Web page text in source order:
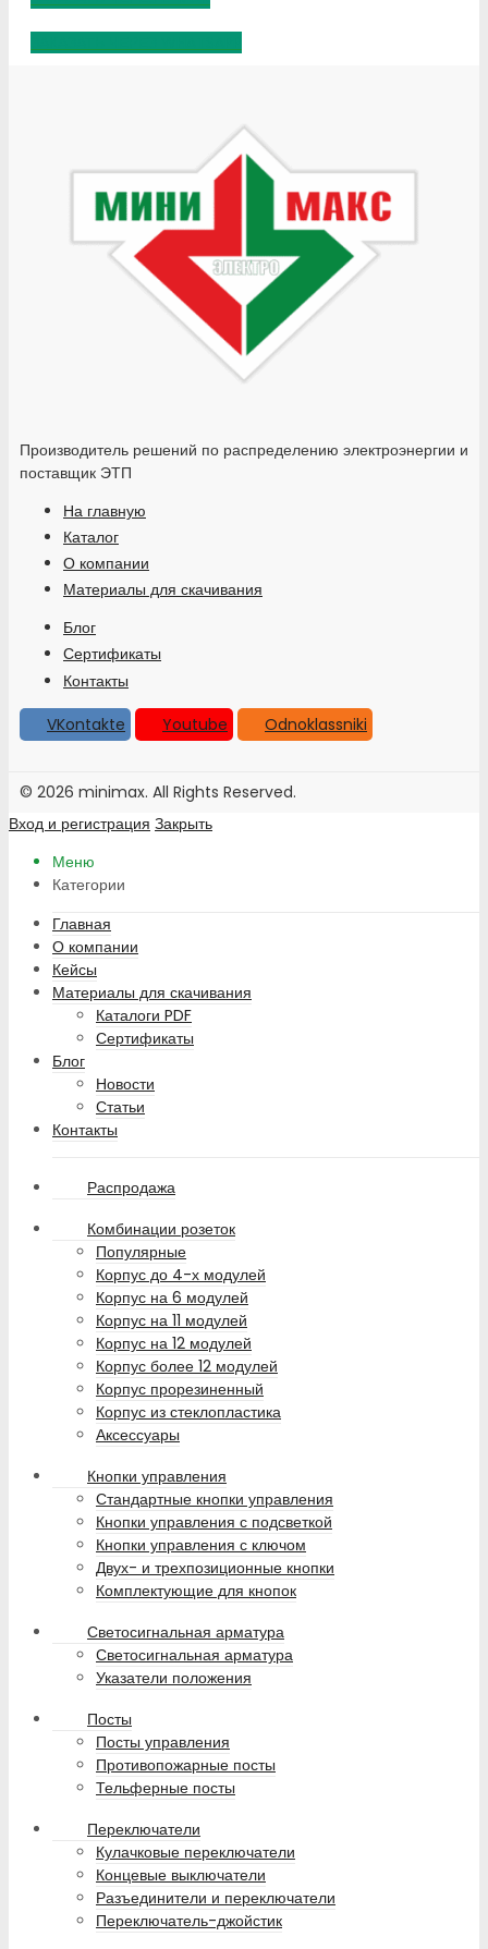
Производитель решений по распределению электроэнергии и
поставщик ЭТП
На главную
Каталог
О компании
Материалы для скачивания
Блог
Сертификаты
Контакты
VKontakte
Youtube Odnoklassniki
© 2026 minimax. All Rights Reserved.
Вход и регистрация Закрыть
Меню
Категории
Главная
О компании
Кейсы
Материалы для скачивания
Каталоги PDF
Сертификаты
Блог
Новости
Статьи
Контакты
Распродажа
Комбинации розеток
Популярные
Корпус до 4-х модулей
Корпус на 6 модулей
Корпус на 11 модулей
Корпус на 12 модулей
Корпус более 12 модулей
Корпус прорезиненный
Корпус из стеклопластика
Аксессуары
Кнопки управления
Стандартные кнопки управления
Кнопки управления с подсветкой
Кнопки управления с ключом
Двух- и трехпозиционные кнопки
Комплектующие для кнопок
Светосигнальная арматура
Светосигнальная арматура
Указатели положения
Посты
Посты управления
Противопожарные посты
Тельферные посты
Переключатели
Кулачковые переключатели
Концевые выключатели
Разъединители и переключатели
Переключатель-джойстик